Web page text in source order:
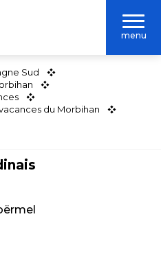
menu
Sud
du Morbihan